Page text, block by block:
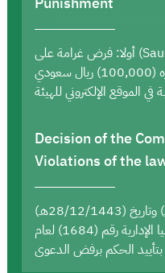
أولا: فرض غرامة على (Saudi Telecom Company (STC))
Decision of the
Violations of the
رقم (4374240/ق/1443هـ) وتاريخ (28/12/1443هـ)
الصادر بشأنه حكم محكمة العليا الإدارية رقم (1684) لعام